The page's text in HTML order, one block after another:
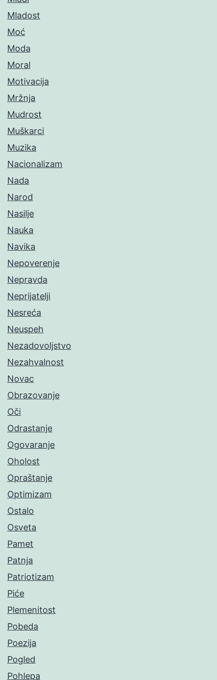
Mladost
Moć
Moda
Moral
Motivacija
Mržnja
Mudrost
Muškarci
Muzika
Nacionalizam
Nada
Narod
Nasilje
Nauka
Navika
Nepoverenje
Nepravda
Neprijatelji
Nesreća
Neuspeh
Nezadovoljstvo
Nezahvalnost
Novac
Obrazovanje
Oči
Odrastanje
Ogovaranje
Oholost
Opraštanje
Optimizam
Ostalo
Osveta
Pamet
Patnja
Patriotizam
Piće
Plemenitost
Pobeda
Poezija
Pogled
Pohlepa